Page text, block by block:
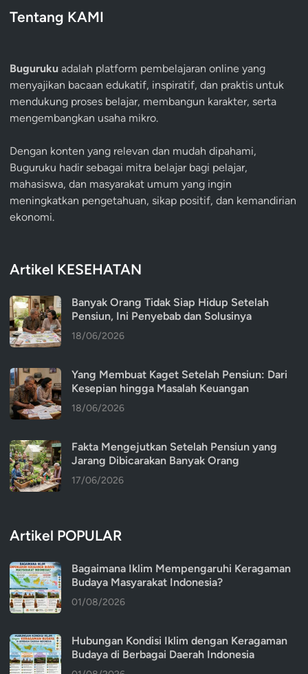
Tentang KAMI
Buguruku adalah platform pembelajaran online yang
menyajikan bacaan edukatif, inspiratif, dan praktis untuk
mendukung proses belajar, membangun karakter, serta
mengembangkan usaha mikro.
Dengan konten yang relevan dan mudah dipahami,
Buguruku hadir sebagai mitra belajar bagi pelajar,
mahasiswa, dan masyarakat umum yang ingin
meningkatkan pengetahuan, sikap positif, dan kemandirian
ekonomi.
Artikel KESEHATAN
Banyak Orang Tidak Siap Hidup Setelah
Pensiun, Ini Penyebab dan Solusinya
18/06/2026
Yang Membuat Kaget Setelah Pensiun: Dari
Kesepian hingga Masalah Keuangan
18/06/2026
Fakta Mengejutkan Setelah Pensiun yang
Jarang Dibicarakan Banyak Orang
17/06/2026
Artikel POPULAR
Bagaimana Iklim Mempengaruhi Keragaman
Budaya Masyarakat Indonesia?
01/08/2026
Hubungan Kondisi Iklim dengan Keragaman
Budaya di Berbagai Daerah Indonesia